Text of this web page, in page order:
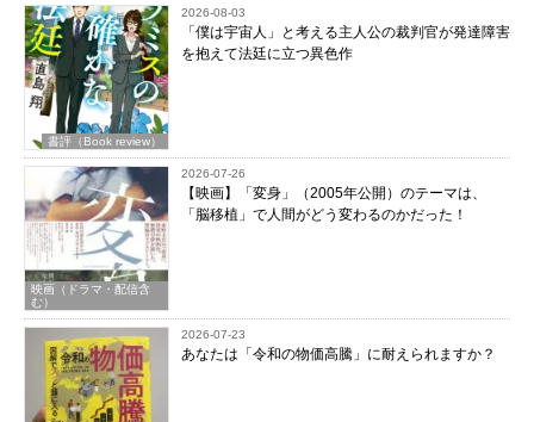
書評（Book review）
2026-08-03
「僕は宇宙人」と考える主人公の裁判官が発達障害
を抱えて法廷に立つ異色作
映画（ドラマ・配信含
む）
2026-07-26
【映画】「変身」（2005年公開）のテーマは、
「脳移植」で人間がどう変わるのかだった！
2026-07-23
あなたは「令和の物価高騰」に耐えられますか？